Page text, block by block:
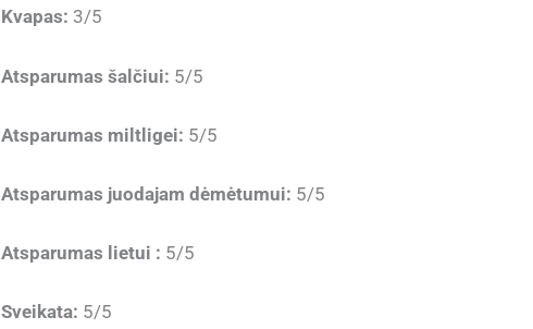
Kvapas: 3/5
Atsparumas šalčiui: 5/5
Atsparumas miltligei: 5/5
Atsparumas juodajam dėmėtumui: 5/5
Atsparumas lietui : 5/5
Sveikata: 5/5